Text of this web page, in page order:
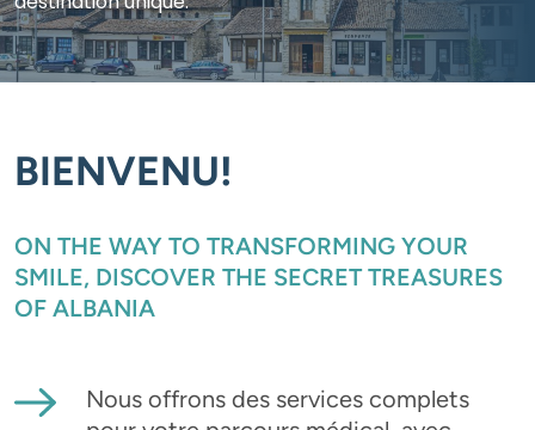
BIENVENU!
ON THE WAY TO TRANSFORMING YOUR
SMILE, DISCOVER THE SECRET TREASURES
OF ALBANIA
Nous offrons des services complets